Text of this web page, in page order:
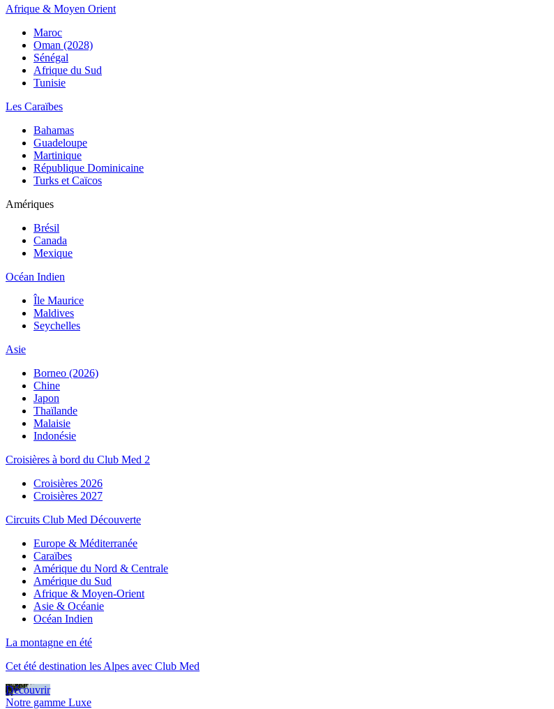
Afrique & Moyen Orient
Maroc
Oman (2028)
Sénégal
Afrique du Sud
Tunisie
Les Caraïbes
Bahamas
Guadeloupe
Martinique
République Dominicaine
Turks et Caïcos
Amériques
Brésil
Canada
Mexique
Océan Indien
Île Maurice
Maldives
Seychelles
Asie
Borneo (2026)
Chine
Japon
Thaïlande
Malaisie
Indonésie
Croisières à bord du Club Med 2
Croisières 2026
Croisières 2027
Circuits Club Med Découverte
Europe & Méditerranée
Caraïbes
Amérique du Nord & Centrale
Amérique du Sud
Afrique & Moyen-Orient
Asie & Océanie
Océan Indien
La montagne en été
Cet été destination les Alpes avec Club Med
Découvrir
Notre gamme Luxe